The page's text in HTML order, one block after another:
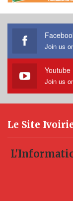
Join us
Youtube
Join us
Le Site